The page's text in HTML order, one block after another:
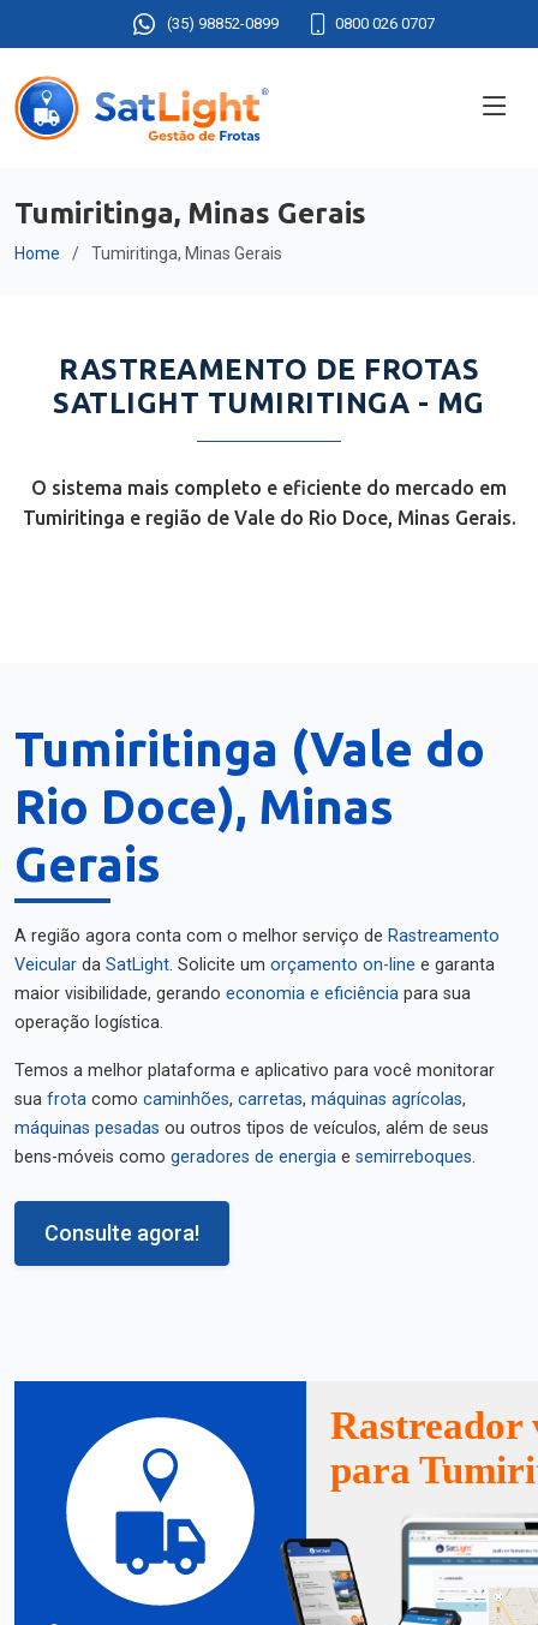
(35) 98852-0899 0800 026 0707
Tumiritinga, Minas Gerais
Home Tumiritinga, Minas Gerais
RASTREAMENTO DE FROTAS
SATLIGHT TUMIRITINGA - MG
O sistema mais completo e eficiente do mercado em
Tumiritinga e região de Vale do Rio Doce, Minas Gerais.
Tumiritinga (Vale do
Rio Doce), Minas
Gerais
A região agora conta com o melhor serviço de Rastreamento
Veicular da SatLight. Solicite um orçamento on-line e garanta
maior visibilidade, gerando economia e eficiência para sua
operação logística.
Temos a melhor plataforma e aplicativo para você monitorar
sua frota como caminhões, carretas, máquinas agrícolas,
máquinas pesadas ou outros tipos de veículos, além de seus
bens-móveis como geradores de energia e semirreboques.
Consulte agora!
Rastreador
para